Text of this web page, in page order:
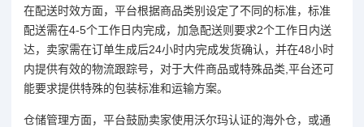
在配送时效方面，平台根据商品类别设定了不同的标准，标准
配送需在4-5个工作日内完成，加急配送则要求2个工作日内送
达，卖家需在订单生成后24小时内完成发货确认，并在48小时
内提供有效的物流跟踪号，对于大件商品或特殊品类,平台还可
能要求提供特殊的包装标准和运输方案。
仓储管理方面，平台鼓励卖家使用沃尔玛认证的海外仓，或通